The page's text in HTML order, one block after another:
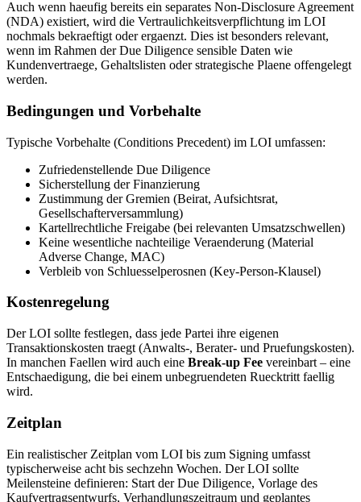
Auch wenn haeufig bereits ein separates Non-Disclosure Agreement
(NDA) existiert, wird die Vertraulichkeitsverpflichtung im LOI
nochmals bekraeftigt oder ergaenzt. Dies ist besonders relevant,
wenn im Rahmen der Due Diligence sensible Daten wie
Kundenvertraege, Gehaltslisten oder strategische Plaene offengelegt
werden.
Bedingungen und Vorbehalte
Typische Vorbehalte (Conditions Precedent) im LOI umfassen:
Zufriedenstellende Due Diligence
Sicherstellung der Finanzierung
Zustimmung der Gremien (Beirat, Aufsichtsrat,
Gesellschafterversammlung)
Kartellrechtliche Freigabe (bei relevanten Umsatzschwellen)
Keine wesentliche nachteilige Veraenderung (Material
Adverse Change, MAC)
Verbleib von Schluesselperosnen (Key-Person-Klausel)
Kostenregelung
Der LOI sollte festlegen, dass jede Partei ihre eigenen
Transaktionskosten traegt (Anwalts-, Berater- und Pruefungskosten).
In manchen Faellen wird auch eine Break-up Fee vereinbart – eine
Entschaedigung, die bei einem unbegruendeten Ruecktritt faellig
wird.
Zeitplan
Ein realistischer Zeitplan vom LOI bis zum Signing umfasst
typischerweise acht bis sechzehn Wochen. Der LOI sollte
Meilensteine definieren: Start der Due Diligence, Vorlage des
Kaufvertragsentwurfs, Verhandlungszeitraum und geplantes